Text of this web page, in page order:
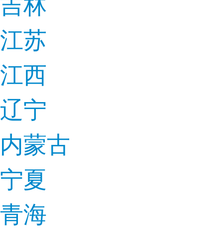
江苏
江西
辽宁
内蒙古
宁夏
青海